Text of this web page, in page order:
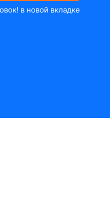
в новой вкладке